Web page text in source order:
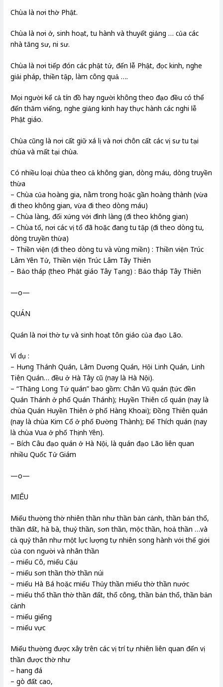
Chùa là nơi thờ Phật.
Chùa là nơi ở, sinh hoạt, tu hành và thuyết giảng … của các
nhà tăng sư, ni sư.
Chùa là nơi tiếp đón các phật tử, đến lễ Phật, đọc kinh, nghe
giải pháp, thiền tập, làm công quả ….
Mọi người kể cả tín đồ hay người không theo đạo đều có thể
đến thăm viếng, nghe giảng kinh hay thực hành các nghi lễ
Phật giáo.
Chùa cũng là nơi cất giữ xá lị và nơi chôn cất các vị sư tu tại
chùa và mất tại chùa.
Có nhiều loại chùa theo cả không gian, dòng máu, dòng truyền
thừa
– Chùa của hoàng gia, nằm trong hoặc gần hoàng thành (vừa
đi theo không gian, vừa đi theo dòng máu)
– Chùa làng, đối xứng với đình làng (đi theo không gian)
– Chùa tổ, nơi các vị tổ đã hoặc đang tu tập (đi theo dòng tu,
dòng truyền thừa)
– Thiền viện (đi theo dòng tu và vùng miền) : Thiền viện Trúc
Lâm Yên Tử, Thiền viện Trúc Lâm Tây Thiên
– Bảo tháp (theo Phật giáo Tây Tạng) : Bảo tháp Tây Thiên
—o—
QUÁN
Quán là nơi thờ tự và sinh hoạt tôn giáo của đạo Lão.
Ví dụ :
– Hưng Thánh Quán, Lâm Dương Quán, Hội Linh Quán, Linh
Tiên Quán… đều ở Hà Tây cũ (nay là Hà Nội).
– “Thăng Long Tứ quán” bao gồm: Chân Vũ quán (tức đền
Quán Thánh ở phố Quán Thánh); Huyền Thiên cổ quán (nay là
chùa Quán Huyền Thiên ở phố Hàng Khoai); Đồng Thiên quán
(nay là chùa Kim Cổ ở phố Đường Thành); Đế Thích quán (nay
là chùa Vua ở phố Thịnh Yên).
– Bích Câu đạo quán ở Hà Nội, là quán đạo Lão liên quan
nhiều Quốc Tử Giám
—o—
MIẾU
Miếu thường thờ nhiên thần như thần bản cảnh, thần bản thổ,
thần đất, hà bà, thuỷ thần, sơn thần, mộc thần, hoả thần …và
cả quỷ thân như một lực lượng tự nhiên song hành với thế giới
của con người và nhân thần
– miếu Cô, miếu Cậu
– miếu sơn thần thờ thần núi
– miếu Hà Bá hoặc miếu Thủy thần miếu thờ thần nước
– miếu thổ thần thờ thần đất, thổ công, thần bản thổ, thần bản
cảnh
– miếu giếng
– miếu vực
Miếu thường được xây trên các vị trí tự nhiên liên quan đến vị
thần được thờ như
– hang đá
– gò đất cao,